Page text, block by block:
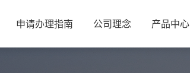
申请办理指南 公司理念 产品中心